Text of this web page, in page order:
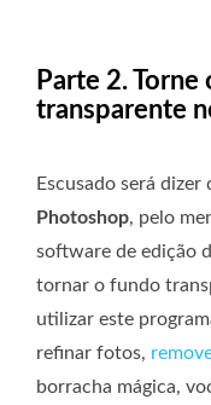
Parte 2.
transparente
Escusado será
Photoshop, pelo
software de edição
tornar o fundo
utilizar este
refinar fotos,
borracha mágica,